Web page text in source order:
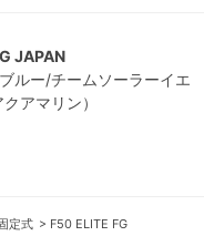
JAPAN
ルー/チームソーラーイエ
アマリン）
定式 > F50 ELITE FG